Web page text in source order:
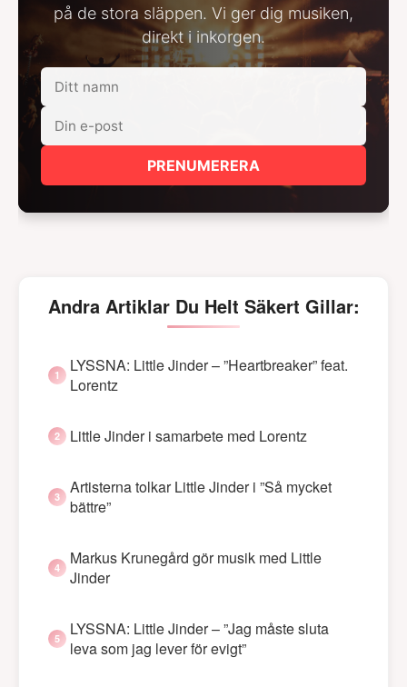
på de stora släppen. Vi ger dig musiken,
direkt i inkorgen.
PRENUMERERA
Andra Artiklar Du Helt Säkert Gillar:
LYSSNA: Little Jinder – ”Heartbreaker” feat.
Lorentz
Little Jinder i samarbete med Lorentz
Artisterna tolkar Little Jinder i ”Så mycket
bättre”
Markus Krunegård gör musik med Little
Jinder
LYSSNA: Little Jinder – ”Jag måste sluta
leva som jag lever för evigt”